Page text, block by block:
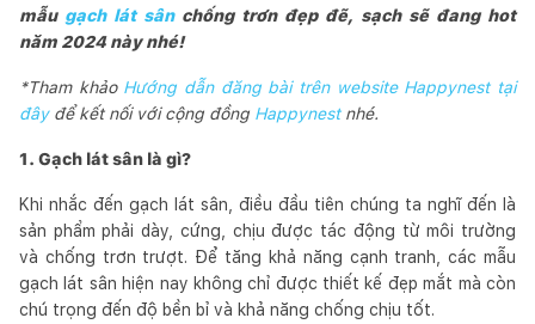
mẫu gạch lát sânchống trơn đẹp đẽ, sạch sẽ đang hot
năm 2024 này nhé!
*Tham khảo Hướng dẫn đăng bài trên website Happynest tại
đâyđể kết nối với cộng đồng Happynest nhé.
1. Gạch lát sân là gì?
Khi nhắc đến gạch lát sân, điều đầu tiên chúng ta nghĩ đến là
sản phẩm phải dày, cứng, chịu được tác động từ môi trường
và chống trơn trượt. Để tăng khả năng cạnh tranh, các mẫu
gạch lát sân hiện nay không chỉ được thiết kế đẹp mắt mà còn
chú trọng đến độ bền bỉ và khả năng chống chịu tốt.